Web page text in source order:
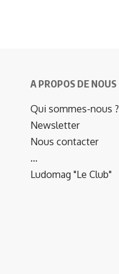
A PROPOS DE NOUS
Qui sommes-nous ?
Newsletter
Nous contacter
…
Ludomag "Le Club"